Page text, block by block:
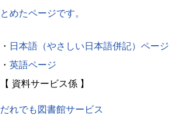
とめたページです。
・ 日本語（やさしい日本語併記）ページ
・ 英語ページ
【 資料サービス係 】
だれでも図書館サービス